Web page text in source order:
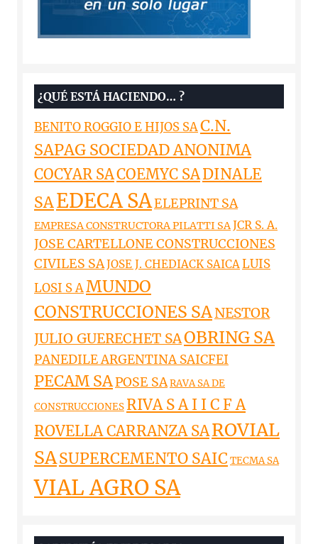
¿QUÉ ESTÁ HACIENDO… ?
BENITO ROGGIO E HIJOS SAC.N.
SAPAG SOCIEDAD ANONIMA
COCYAR SACOEMYC SADINALE
SAEDECA SAELEPRINT SA
EMPRESA CONSTRUCTORA PILATTI SAJCR S. A.
JOSE CARTELLONE CONSTRUCCIONES
CIVILES SAJOSE J. CHEDIACK SAICALUIS
LOSI S AMUNDO
CONSTRUCCIONES SANESTOR
JULIO GUERECHET SAOBRING SA
PANEDILE ARGENTINA SAICFEI
PECAM SAPOSE SARAVA SA DE
CONSTRUCCIONES RIVA S A I I C F A
ROVELLA CARRANZA SAROVIAL
SASUPERCEMENTO SAIC TECMA SA
VIAL AGRO SA